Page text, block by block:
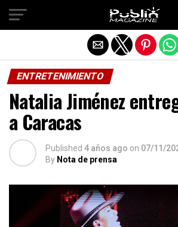
ENTRETENIMIENTO
Natalia Jiménez
a Caracas
Published 4 años ago on 07/11/
By Nota de prensa
Salir de la versión